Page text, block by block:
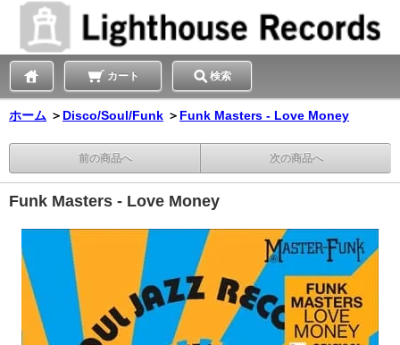
カート 検索
ホーム ＞ Disco/Soul/Funk ＞ Funk Masters - Love Money
前の商品へ 次の商品へ
Funk Masters - Love Money